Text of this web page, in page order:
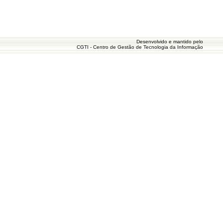
Desenvolvido e mantido pelo
CGTI - Centro de Gestão de Tecnologia da Informação